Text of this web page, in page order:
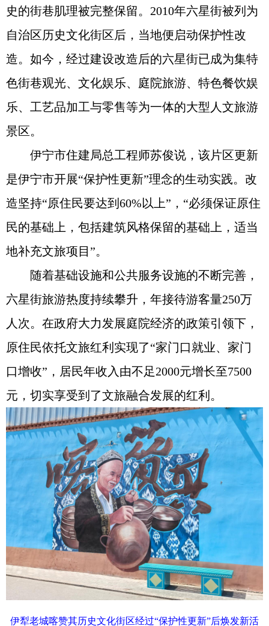
史的街巷肌理被完整保留。2010年六星街被列为
自治区历史文化街区后，当地便启动保护性改
造。如今，经过建设改造后的六星街已成为集特
色街巷观光、文化娱乐、庭院旅游、特色餐饮娱
乐、工艺品加工与零售等为一体的大型人文旅游
景区。
伊宁市住建局总工程师苏俊说，该片区更新
是伊宁市开展“保护性更新”理念的生动实践。改
造坚持“原住民要达到60%以上”，“必须保证原住
民的基础上，包括建筑风格保留的基础上，适当
地补充文旅项目”。
随着基础设施和公共服务设施的不断完善，
六星街旅游热度持续攀升，年接待游客量250万
人次。在政府大力发展庭院经济的政策引领下，
原住民依托文旅红利实现了“家门口就业、家门
口增收”，居民年收入由不足2000元增长至7500
元，切实享受到了文旅融合发展的红利。
伊犁老城喀赞其历史文化街区经过“保护性更新”后焕发新活